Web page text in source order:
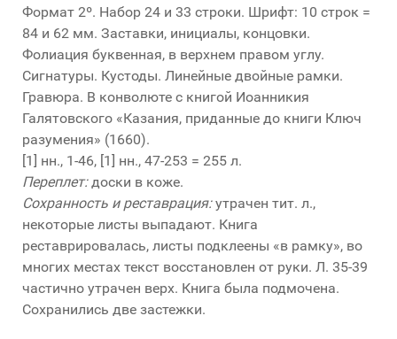
Формат 2º. Набор 24 и 33 строки. Шрифт: 10 строк =
84 и 62 мм. Заставки, инициалы, концовки.
Фолиация буквенная, в верхнем правом углу.
Сигнатуры. Кустоды. Линейные двойные рамки.
Гравюра. В конволюте с книгой Иоанникия
Галятовского «Казания, приданные до книги Ключ
разумения» (1660).
[1] нн., 1-46, [1] нн., 47-253 = 255 л.
Переплет:доски в коже.
Сохранность и реставрация:утрачен тит. л.,
некоторые листы выпадают. Книга
реставрировалась, листы подклеены «в рамку», во
многих местах текст восстановлен от руки. Л. 35-39
частично утрачен верх. Книга была подмочена.
Сохранились две застежки.